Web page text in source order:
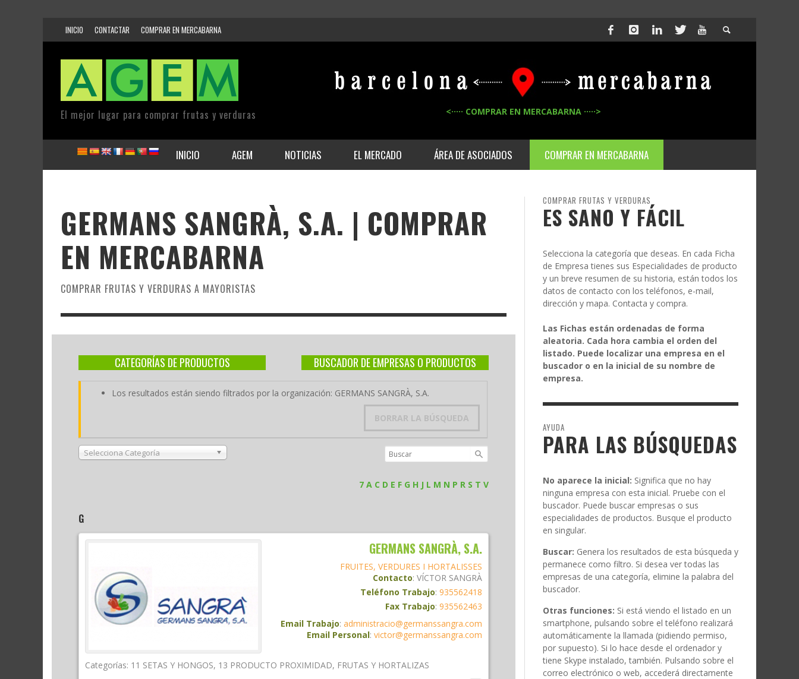
INICIO CONTACTAR COMPRAR EN MERCABARNA
El mejor lugar para comprar frutas y verduras <····· COMPRAR EN MERCABARNA ·····>
INICIO AGEM NOTICIAS EL MERCADO ÁREA DE ASOCIADOS COMPRAR EN MERCABARNA
GERMANS SANGRÀ, S.A. | COMPRAR
EN MERCABARNA
COMPRAR FRUTAS Y VERDURAS A MAYORISTAS
CATEGORÍAS DE PRODUCTOS BUSCADOR DE EMPRESAS O PRODUCTOS
Los resultados están siendo filtrados por la organización: GERMANS SANGRÀ, S.A.
BORRAR LA BÚSQUEDA
Selecciona Categoría
7 A C D E F G H J L M N P R S T V
G
GERMANS SANGRÀ, S.A.
FRUITES, VERDURES I HORTALISSES
Contacto: VÍCTOR SANGRÀ
Teléfono Trabajo: 935562418
Fax Trabajo: 935562463
Email Trabajo: administracio@germanssangra.com
Email Personal: victor@germanssangra.com
Categorías: 11 SETAS Y HONGOS, 13 PRODUCTO PROXIMIDAD, FRUTAS Y HORTALIZAS
COMPRAR FRUTAS Y VERDURAS
ES SANO Y FÁCIL
Selecciona la categoría que deseas. En cada Ficha
de Empresa tienes sus Especialidades de producto
y un breve resumen de su historia, están todos los
datos de contacto con los teléfonos, e-mail,
dirección y mapa. Contacta y compra.
Las Fichas están ordenadas de forma
aleatoria. Cada hora cambia el orden del
listado. Puede localizar una empresa en el
buscador o en la inicial de su nombre de
empresa.
AYUDA
PARA LAS BÚSQUEDAS
No aparece la inicial: Significa que no hay
ninguna empresa con esta inicial. Pruebe con el
buscador. Puede buscar empresas o sus
especialidades de productos. Busque el producto
en singular.
Buscar: Genera los resultados de esta búsqueda y
permanece como filtro. Si desea ver todas las
empresas de una categoría, elimine la palabra del
buscador.
Otras funciones: Si está viendo el listado en un
smartphone, pulsando sobre el teléfono realizará
automáticamente la llamada (pidiendo permiso,
por supuesto). Si lo hace desde el ordenador y
tiene Skype instalado, también. Pulsando sobre el
correo electrónico o web, accederá directamente